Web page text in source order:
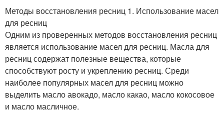
Методы восстановления ресниц 1. Использование масел
для ресниц
Одним из проверенных методов восстановления ресниц
является использование масел для ресниц. Масла для
ресниц содержат полезные вещества, которые
способствуют росту и укреплению ресниц. Среди
наиболее популярных масел для ресниц можно
выделить масло авокадо, масло какао, масло кокосовое
и масло масличное.